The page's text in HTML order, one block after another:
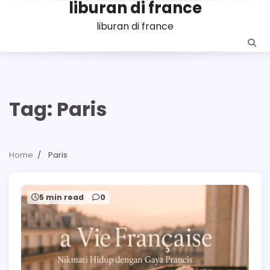
liburan di france
liburan di france
Tag: Paris
Home Paris
5 min read 0